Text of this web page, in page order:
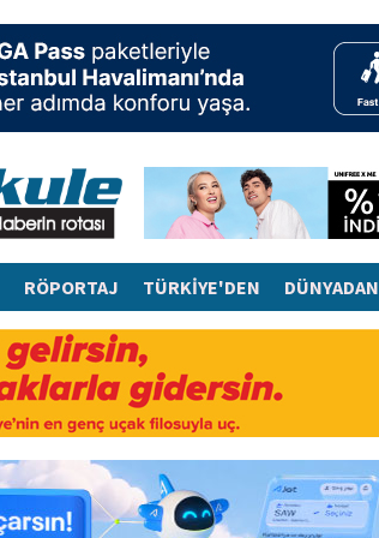
RÖPORTAJ TÜRKİYE'DEN DÜNYADAN